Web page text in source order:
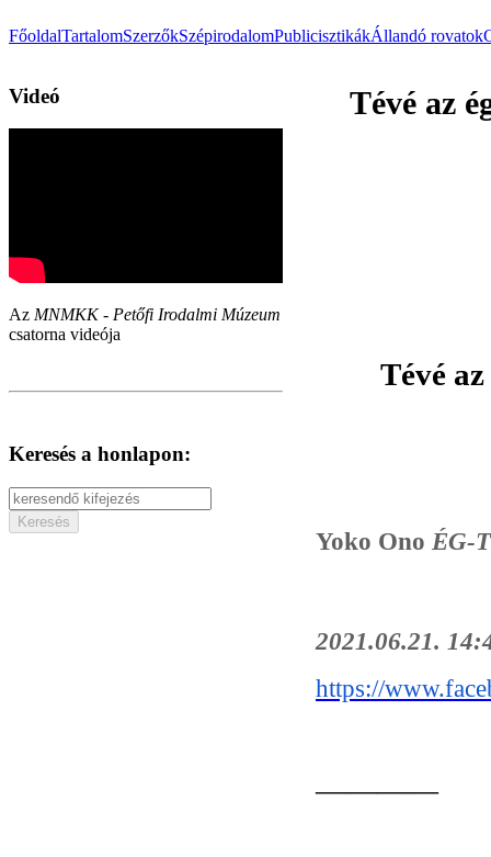
FőoldalTartalomSzerzőkSzépirodalomPublicisztikákÁllandó rovatok
Videó
Az MNMKK - Petőfi Irodalmi Múzeum
csatorna videója
Keresés a honlapon:
Tévé az
Tévé
Yoko Ono ÉG-
2021.06.21.
https://
————